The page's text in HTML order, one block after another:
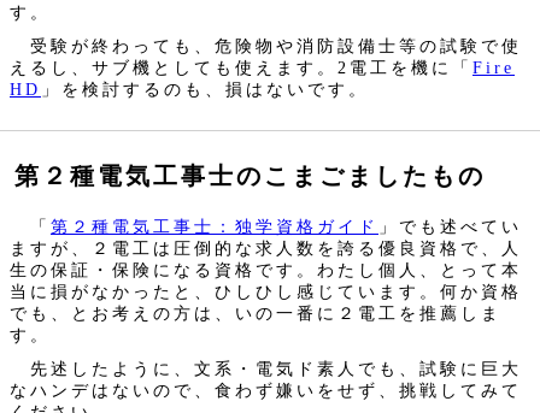
す。
受験が終わっても、危険物や消防設備士等の試験で使
えるし、サブ機としても使えます。2電工を機に「 Fire
HD 」を検討するのも、損はないです。
第２種電気工事士のこまごましたもの
「 第２種電気工事士：独学資格ガイド
」でも述べてい
ますが、２電工は圧倒的な求人数を誇る優良資格で、人
生の保証・保険になる資格です。わたし個人、とって本
当に損がなかったと、ひしひし感じています。何か資格
でも、とお考えの方は、いの一番に２電工を推薦しま
す。
先述したように、文系・電気ド素人でも、試験に巨大
なハンデはないので、食わず嫌いをせず、挑戦してみて